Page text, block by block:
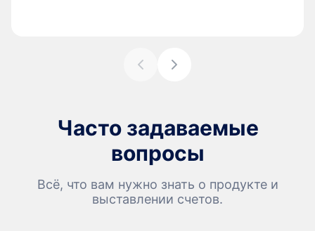
Часто задаваемые
вопросы
Всё, что вам нужно знать о продукте и
выставлении счетов.